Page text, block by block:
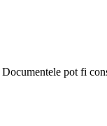
pot fi